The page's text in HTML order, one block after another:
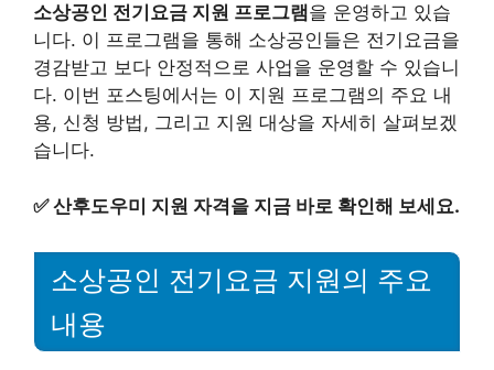
소상공인 전기요금 지원 프로그램을 운영하고 있습
니다. 이 프로그램을 통해 소상공인들은 전기요금을
경감받고 보다 안정적으로 사업을 운영할 수 있습니
다. 이번 포스팅에서는 이 지원 프로그램의 주요 내
용, 신청 방법, 그리고 지원 대상을 자세히 살펴보겠
습니다.
✅산후도우미 지원 자격을 지금 바로 확인해 보세요.
소상공인 전기요금 지원의 주요
내용